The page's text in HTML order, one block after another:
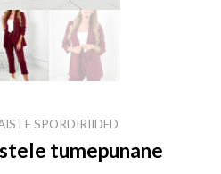
SPORDIRIIDED
tumepunane